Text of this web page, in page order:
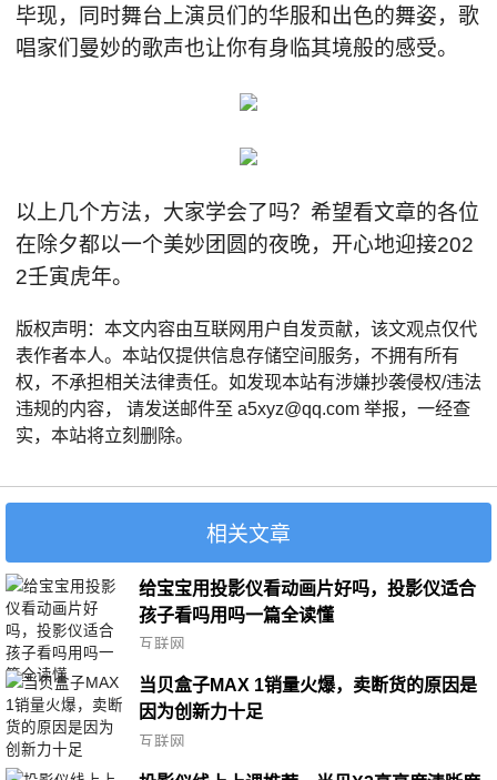
毕现，同时舞台上演员们的华服和出色的舞姿，歌
唱家们曼妙的歌声也让你有身临其境般的感受。
以上几个方法，大家学会了吗？希望看文章的各位
在除夕都以一个美妙团圆的夜晚，开心地迎接202
2壬寅虎年。
版权声明：本文内容由互联网用户自发贡献，该文观点仅代
表作者本人。本站仅提供信息存储空间服务，不拥有所有
权，不承担相关法律责任。如发现本站有涉嫌抄袭侵权/违法
违规的内容， 请发送邮件至 a5xyz@qq.com 举报，一经查
实，本站将立刻删除。
相关文章
给宝宝用投影仪看动画片好吗，投影仪适合
孩子看吗用吗一篇全读懂
互联网
当贝盒子MAX 1销量火爆，卖断货的原因是
因为创新力十足
互联网